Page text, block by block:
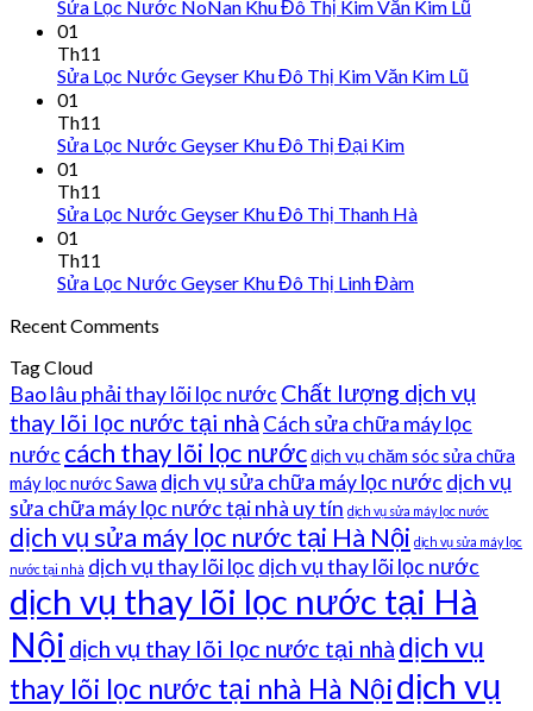
Sửa Lọc Nước NoNan Khu Đô Thị Kim Văn Kim Lũ
01
Th11
Sửa Lọc Nước Geyser Khu Đô Thị Kim Văn Kim Lũ
01
Th11
Sửa Lọc Nước Geyser Khu Đô Thị Đại Kim
01
Th11
Sửa Lọc Nước Geyser Khu Đô Thị Thanh Hà
01
Th11
Sửa Lọc Nước Geyser Khu Đô Thị Linh Đàm
Recent Comments
Tag Cloud
Bao lâu phải thay lõi lọc nước Chất lượng dịch vụ
thay lõi lọc nước tại nhà Cách sửa chữa máy lọc
nước cách thay lõi lọc nướcdịch vụ chăm sóc sửa chữa
máy lọc nước Sawa dịch vụ sửa chữa máy lọc nước dịch vụ
sửa chữa máy lọc nước tại nhà uy tín dịch vụ sửa máy lọc nước
dịch vụ sửa máy lọc nước tại Hà Nội dịch vụ sửa máy lọc
nước tại nhà dịch vụ thay lõi lọc dịch vụ thay lõi lọc nước
dịch vụ thay lõi lọc nước tại Hà
Nội dịch vụ thay lõi lọc nước tại nhà dịch vụ
thay lõi lọc nước tại nhà Hà Nộidịch vụ